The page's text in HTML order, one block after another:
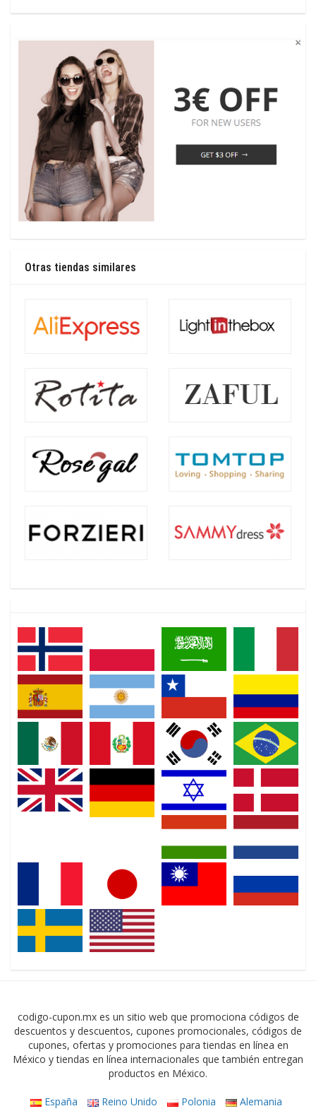
Otras tiendas similares
codigo-cupon.mx es un sitio web que promociona códigos de
descuentos y descuentos, cupones promocionales, códigos de
cupones, ofertas y promociones para tiendas en línea en
México y tiendas en línea internacionales que también entregan
productos en México.
España Reino Unido Polonia
Alemania